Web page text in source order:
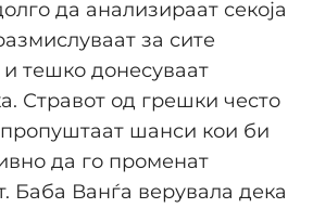
да анализираат секоја
за сите
тешко донесуваат
Стравот од грешки често
шанси кои би
да го променат
Баба Ванѓа верувала дека